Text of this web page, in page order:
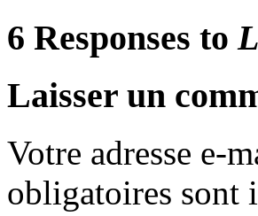
6 Responses to
Laisser un
Votre adresse e-
obligatoires sont